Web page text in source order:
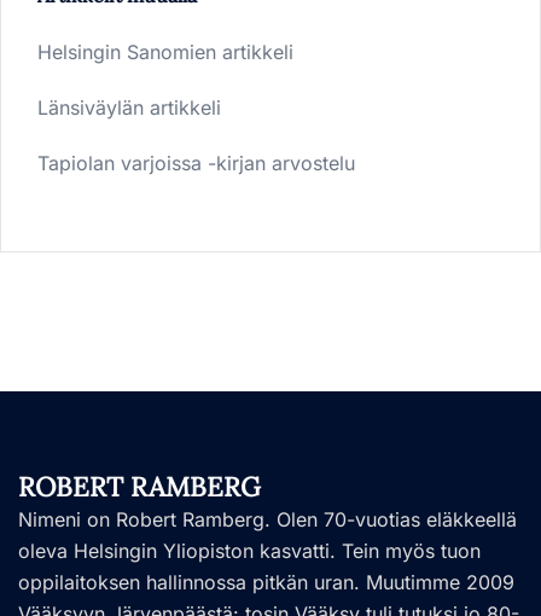
Helsingin Sanomien artikkeli
Länsiväylän artikkeli
Tapiolan varjoissa -kirjan arvostelu
ROBERT RAMBERG
Nimeni on Robert Ramberg. Olen 70-vuotias eläkkeellä
oleva Helsingin Yliopiston kasvatti. Tein myös tuon
oppilaitoksen hallinnossa pitkän uran. Muutimme 2009